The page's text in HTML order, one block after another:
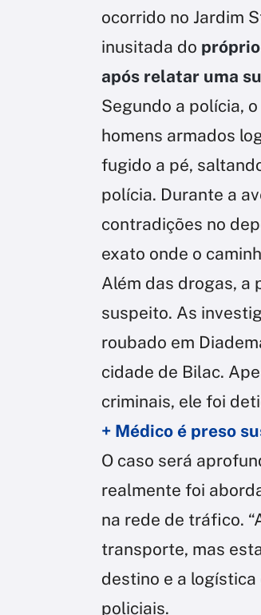
ocorrido no Jardim
inusitada do
após relatar uma
Segundo a polícia,
homens armados
fugido a pé,
polícia. Durante a
contradições no
exato onde o
Além das drogas, a
suspeito. As
roubado em
cidade de Bilac.
criminais, ele foi
+ Médico é preso
O caso será
realmente foi
na rede de tráfico.
transporte, mas
destino e a
policiais.